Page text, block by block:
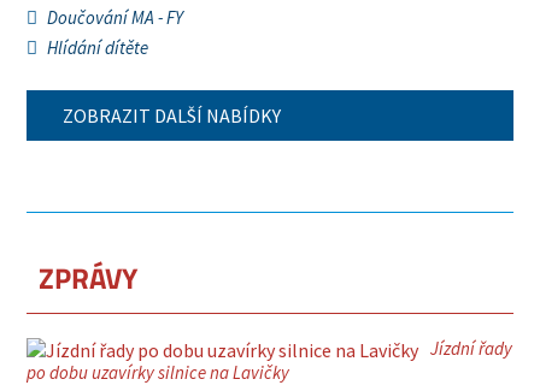
Doučování MA - FY
Hlídání dítěte
ZOBRAZIT DALŠÍ NABÍDKY
ZPRÁVY
Jízdní řady
po dobu uzavírky silnice na Lavičky